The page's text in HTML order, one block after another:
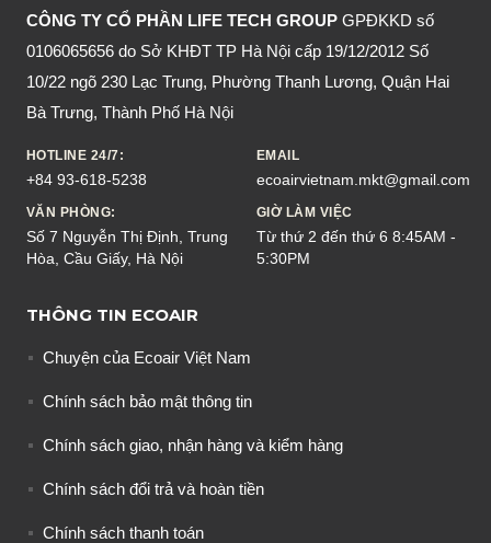
CÔNG TY CỔ PHẦN LIFE TECH GROUP GPĐKKD số
0106065656 do Sở KHĐT TP Hà Nội cấp 19/12/2012 Số
10/22 ngõ 230 Lạc Trung, Phường Thanh Lương, Quận Hai
Bà Trưng, Thành Phố Hà Nội
HOTLINE 24/7:
+84 93-618-5238
EMAIL
ecoairvietnam.mkt@gmail.com
VĂN PHÒNG:
Số 7 Nguyễn Thị Định, Trung
Hòa, Cầu Giấy, Hà Nội
GIỜ LÀM VIỆC
Từ thứ 2 đến thứ 6 8:45AM -
5:30PM
THÔNG TIN ECOAIR
Chuyện của Ecoair Việt Nam
Chính sách bảo mật thông tin
Chính sách giao, nhận hàng và kiểm hàng
Chính sách đổi trả và hoàn tiền
Chính sách thanh toán